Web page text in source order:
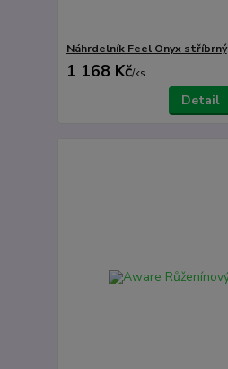
Náhrdelník Feel Onyx stříbrný
1 168 Kč/ks
Detail